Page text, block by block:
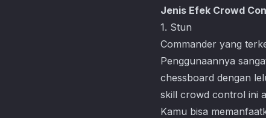
Jenis Efek Crowd
1. Stun
Commander yang
Penggunaannya
chessboard dengan
skill crowd control ini
Kamu bisa